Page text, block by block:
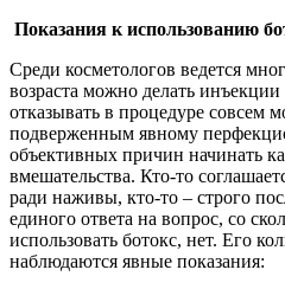
Показания к использованию
Среди косметологов ведется
возраста можно делать инъекции
отказывать в процедуре совсем
подверженным явному
объективных причин начинать
вмешательства. Кто-то
ради наживы, кто-то – строго
единого ответа на вопрос, со
использовать ботокс, нет. Его
наблюдаются явные показания: